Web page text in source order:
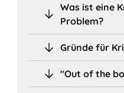
Was ist eine
Problem?
Gründe für
"Out of the